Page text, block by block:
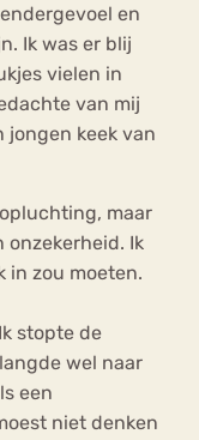
en
Ik was er blij
vielen in
van mij
jongen keek van
maar
onzekerheid. Ik
in zou moeten.
stopte de
wel naar
een
niet denken